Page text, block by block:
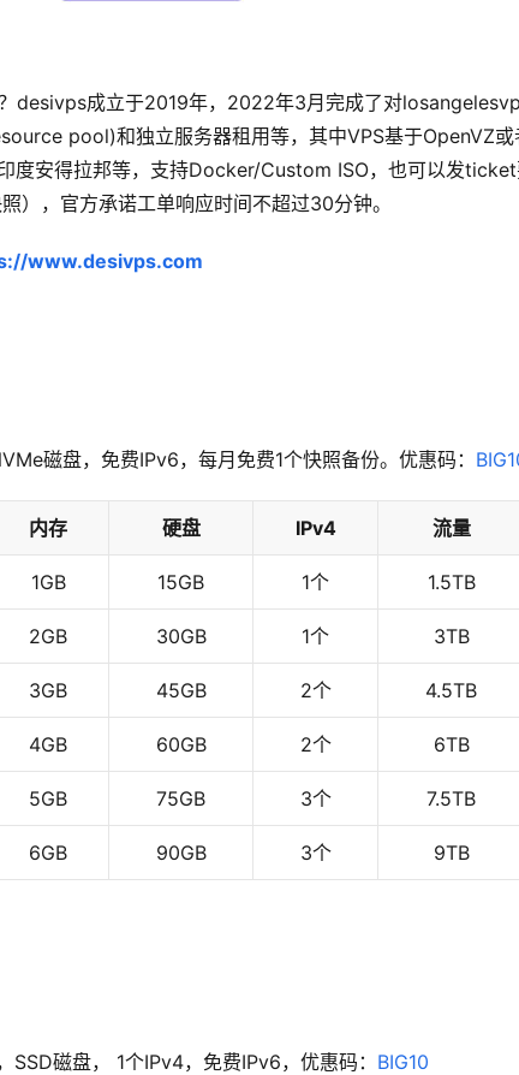
desivps成立于2019年，2022年3月完成了对
pool)和独立服务器租用等，其中VPS基于OpenVZ
度安得拉邦等，支持Docker/Custom ISO，也可以发
），官方承诺工单响应时间不超过30分钟。
www.desivps.com
磁盘，免费IPv6，每月免费1个快照备份。优惠码：
内存 硬盘 IPv4 流量
1GB 15GB 1个 1.5TB
2GB 30GB 1个 3TB
3GB 45GB 2个 4.5TB
4GB 60GB 2个 6TB
5GB 75GB 3个 7.5TB
6GB 90GB 3个 9TB
SSD磁盘， 1个IPv4，免费IPv6，优惠码： BIG10